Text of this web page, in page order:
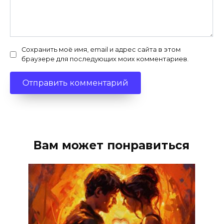
Сохранить моё имя, email и адрес сайта в этом
браузере для последующих моих комментариев.
Вам может понравиться